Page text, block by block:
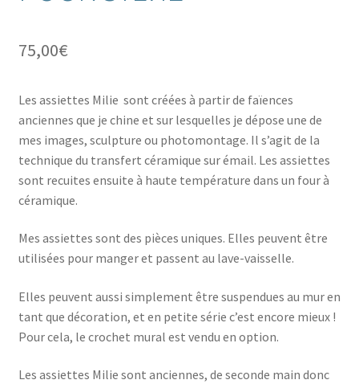
Boutique
75,00€
Les assiettes Milie sont créées à partir de faïences
anciennes que je chine et sur lesquelles je dépose une de
mes images, sculpture ou photomontage. Il s’agit de la
technique du transfert céramique sur émail. Les assiettes
sont recuites ensuite à haute température dans un four à
céramique.
Mes assiettes sont des pièces uniques. Elles peuvent être
utilisées pour manger et passent au lave-vaisselle.
Elles peuvent aussi simplement être suspendues au mur en
tant que décoration, et en petite série c’est encore mieux !
Pour cela, le crochet mural est vendu en option.
Les assiettes Milie sont anciennes, de seconde main donc